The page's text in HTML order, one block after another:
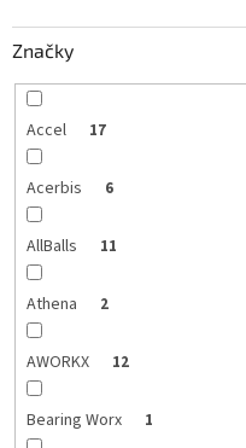
Značky
Accel 17
Acerbis 6
AllBalls 11
Athena 2
AWORKX 12
Bearing Worx 1